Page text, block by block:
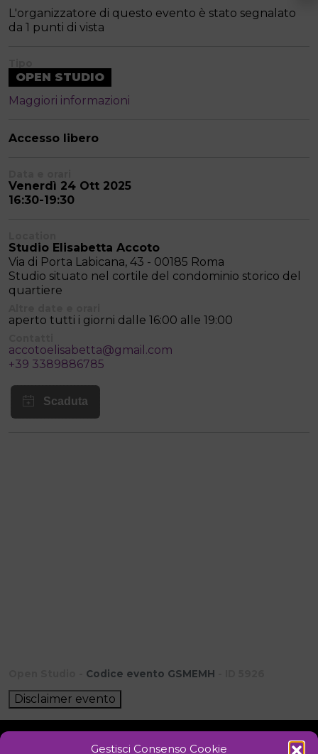
Gestisci Consenso Cookie
L'organizzatore di questo evento è stato segnalato
da 1 punti di vista
OPEN STUDIO
Maggiori informazioni
Accesso libero
Venerdì 24 Ott 2025
16:30-19:30
Studio Elisabetta Accoto
Via di Porta Labicana, 43 - 00185 Roma
Studio situato nel cortile del condominio storico del
quartiere
aperto tutti i giorni dalle 16:00 alle 19:00
accotoelisabetta@gmail.com
+39 3389886785
Codice evento GSMEMH
Disclaimer evento